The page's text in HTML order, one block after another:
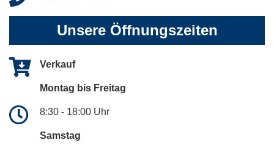
Unsere Öffnungszeiten
Verkauf
Montag bis Freitag
8:30 - 18:00 Uhr
Samstag